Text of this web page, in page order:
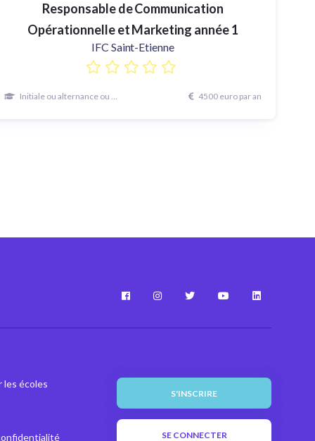
Responsable de Communication
Opérationnelle et Marketing année 1
IFC Saint-Etienne
Initiale ou alternance ou continue 4500 euro par an
les écoles
S'INSCRIRE
SE CONNECTER